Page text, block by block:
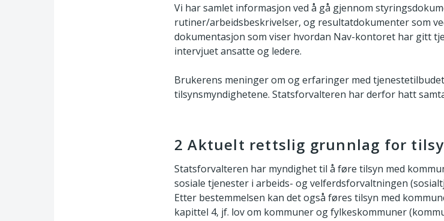
Vi har samlet informasjon ved å gå gjennom
rutiner/arbeidsbeskrivelser, og resultatdokumenter som
dokumentasjon som viser hvordan Nav-kontoret har gitt
intervjuet ansatte og ledere.
Brukerens meninger om og erfaringer med
tilsynsmyndighetene. Statsforvalteren har derfor hatt
2 Aktuelt rettslig grunnlag for
Statsforvalteren har myndighet til å føre tilsyn med
sosiale tjenester i arbeids- og velferdsforvaltningen
Etter bestemmelsen kan det også føres tilsyn med
kapittel 4, jf. lov om kommuner og fylkeskommuner